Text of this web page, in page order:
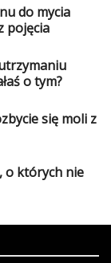
do mycia
pojęcia
o tym?
się moli z
o których nie